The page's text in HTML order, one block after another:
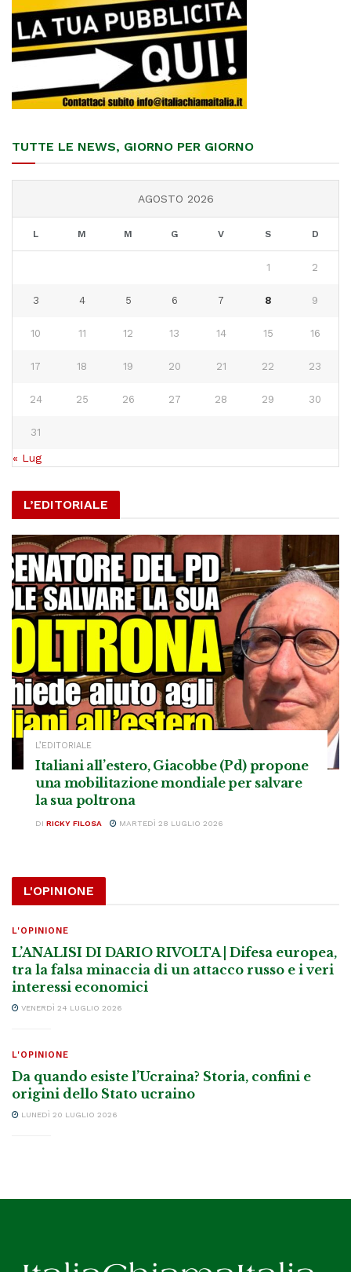
TUTTE LE NEWS, GIORNO PER GIORNO
AGOSTO 2026
L M M G V S D
1 2
3 4 5 6 7 8 9
10 11 12 13 14 15 16
17 18 19 20 21 22 23
24 25 26 27 28 29 30
31
« Lug
L’EDITORIALE
L’EDITORIALE
Italiani all’estero, Giacobbe (Pd) propone
una mobilitazione mondiale per salvare
la sua poltrona
DI RICKY FILOSA MARTEDÌ 28 LUGLIO 2026
L'OPINIONE
L'OPINIONE
L’ANALISI DI DARIO RIVOLTA | Difesa europea,
tra la falsa minaccia di un attacco russo e i veri
interessi economici
VENERDÌ 24 LUGLIO 2026
L'OPINIONE
Da quando esiste l’Ucraina? Storia, confini e
origini dello Stato ucraino
LUNEDÌ 20 LUGLIO 2026